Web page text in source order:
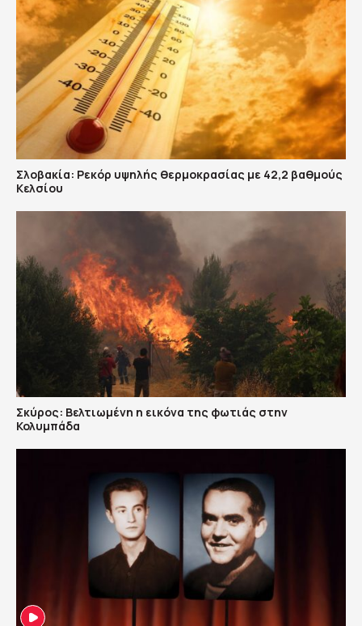
Σλοβακία: Ρεκόρ υψηλής θερμοκρασίας με 42,2 βαθμούς
Κελσίου
Σκύρος: Βελτιωμένη η εικόνα της φωτιάς στην
Κολυμπάδα